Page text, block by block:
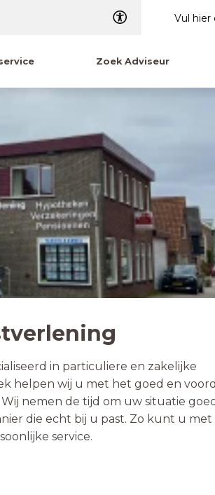
Dyslexie
Zoek Adviseur
in particuliere en zakelijke
helpen wij u met het goed en
nemen de tijd om uw situatie
die echt bij u past. Zo kunt u met
service.